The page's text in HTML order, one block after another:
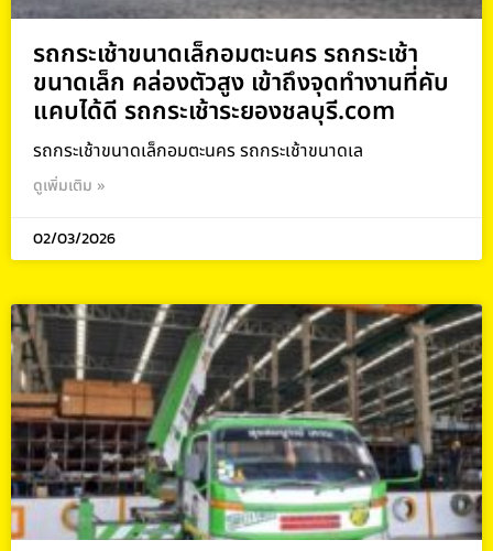
รถกระเช้าขนาดเล็กอมตะนคร รถกระเช้า
ขนาดเล็ก คล่องตัวสูง เข้าถึงจุดทำงานที่คับ
แคบได้ดี รถกระเช้าระยองชลบุรี.com
รถกระเช้าขนาดเล็กอมตะนคร รถกระเช้าขนาดเล
ดูเพิ่มเติม »
02/03/2026